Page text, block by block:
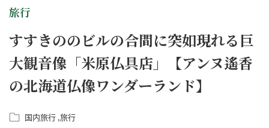
旅行
すすきののビルの合間に突如現れる巨
大観音像「米原仏具店」【アンヌ遙香
の北海道仏像ワンダーランド】
国内旅行 旅行